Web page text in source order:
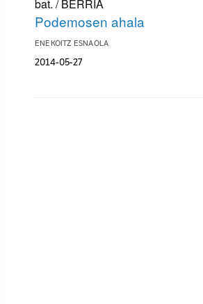
Podemosen ahala
ENEKOITZ ESNAOLA
2014-05-27